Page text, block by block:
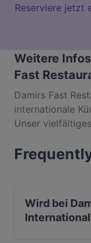
Reserviere jetzt
Weitere
Fast
Damirs Fast
internationale
Unser
hin zu
freundliche
Abendessen
Portionen,
Wird bei